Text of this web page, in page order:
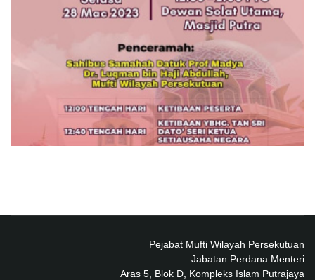
Pejabat Mufti Wilayah Persekutuan
Jabatan Perdana Menteri
Aras 5, Blok D, Kompleks Islam Putrajaya